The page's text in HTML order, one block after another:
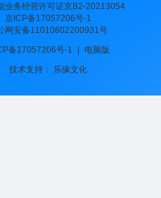
业务经营许可证‍‍京B2-20213054
京ICP备17057206号-1
网安备11010602200931号
备17057206号-1 电脑版
技术支持： 乐缘文化